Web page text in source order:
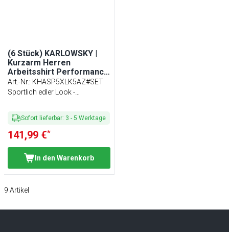
(6 Stück) KARLOWSKY |
Kurzarm Herren
Arbeitsshirt Performance
- Anthrazit - Größe: 5XL
Art.-Nr.: KHASP5XLK5AZ#SET
Sportlich edler Look -
Sofort lieferbar: 3 - 5 Werktage
141,99 €*
In den Warenkorb
9 Artikel